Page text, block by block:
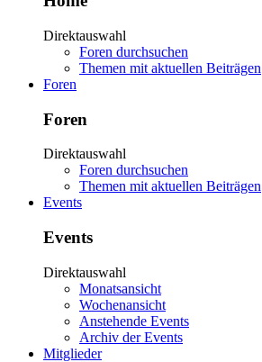
Direktauswahl
Foren durchsuchen
Themen mit aktuellen Beiträgen
Foren
Foren
Direktauswahl
Foren durchsuchen
Themen mit aktuellen Beiträgen
Events
Events
Direktauswahl
Monatsansicht
Wochenansicht
Anstehende Events
Archiv der Events
Mitglieder